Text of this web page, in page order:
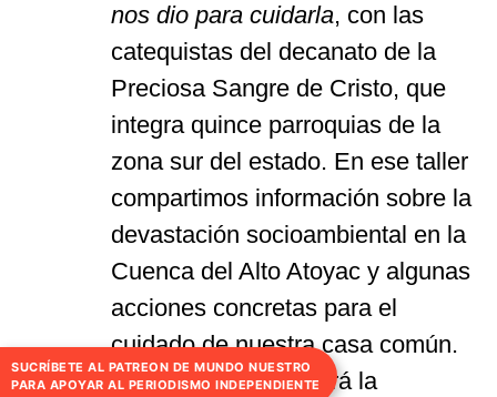
nos dio para cuidarla, con las
catequistas del decanato de la
Preciosa Sangre de Cristo, que
integra quince parroquias de la
zona sur del estado. En ese taller
compartimos información sobre la
devastación socioambiental en la
Cuenca del Alto Atoyac y algunas
acciones concretas para el
cuidado de nuestra casa común.
En 2026 se continuará la
SUCRÍBETE AL PATREON DE MUNDO NUESTRO
PARA APOYAR AL PERIODISMO INDEPENDIENTE